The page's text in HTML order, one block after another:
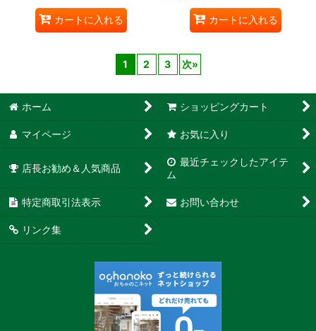
カートに入れる カートに入れる
1 2 3 次»
ホーム ショッピングカート
マイページ お気に入り
店長お勧め＆人気商品
最近チェックしたアイテ
ム
特定商取引法表示 お問い合わせ
リンク集